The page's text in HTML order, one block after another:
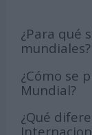
¿Para qué
mundiales?
¿Cómo se
Mundial?
¿Qué